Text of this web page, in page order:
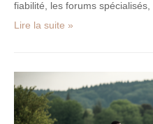
fiabilité, les forums
Lire la suite »
des
itinéraires